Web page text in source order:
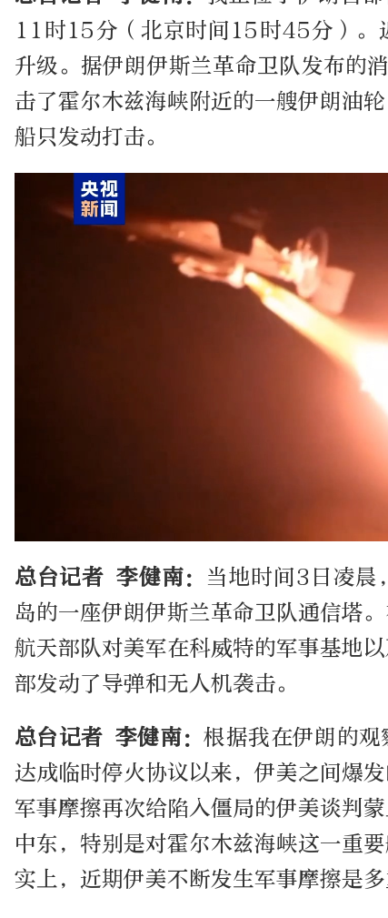
11时15分（北京时间15时45分）。
升级。据伊朗伊斯兰革命卫队发布的
击了霍尔木兹海峡附近的一艘伊朗油
船只发动打击。
总台记者 李健南： 当地时间3日凌晨
岛的一座伊朗伊斯兰革命卫队通信塔
航天部队对美军在科威特的军事基地
部发动了导弹和无人机袭击。
总台记者 李健南：根据我在伊朗的
达成临时停火协议以来，伊美之间爆
军事摩擦再次给陷入僵局的伊美谈判
中东，特别是对霍尔木兹海峡这一重
实上，近期伊美不断发生军事摩擦是多